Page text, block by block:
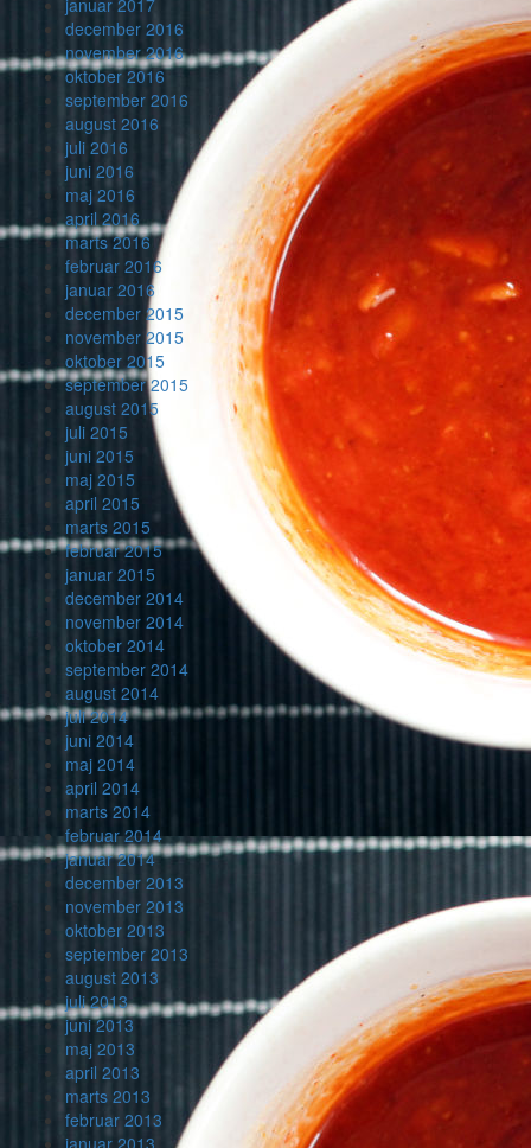
januar 2017
december 2016
november 2016
oktober 2016
september 2016
august 2016
juli 2016
juni 2016
maj 2016
april 2016
marts 2016
februar 2016
januar 2016
december 2015
november 2015
oktober 2015
september 2015
august 2015
juli 2015
juni 2015
maj 2015
april 2015
marts 2015
februar 2015
januar 2015
december 2014
november 2014
oktober 2014
september 2014
august 2014
juli 2014
juni 2014
maj 2014
april 2014
marts 2014
februar 2014
januar 2014
december 2013
november 2013
oktober 2013
september 2013
august 2013
juli 2013
juni 2013
maj 2013
april 2013
marts 2013
februar 2013
januar 2013